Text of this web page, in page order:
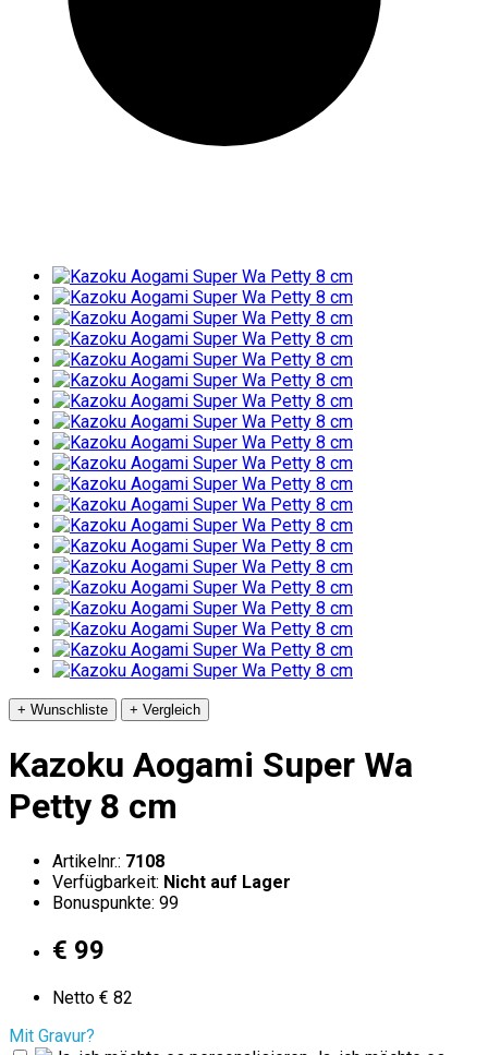
+ Wunschliste + Vergleich
Kazoku Aogami Super Wa
Petty 8 cm
Artikelnr.: 7108
Verfügbarkeit: Nicht auf Lager
Bonuspunkte: 99
€ 99
Netto € 82
Mit Gravur?